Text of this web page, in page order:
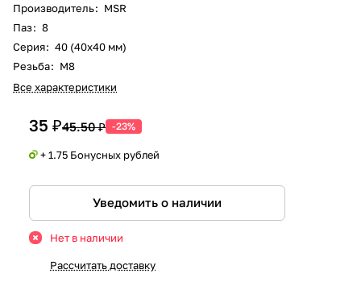
Производитель: MSR
Паз: 8
Серия: 40 (40x40 мм)
Резьба: М8
Все характеристики
35 ₽45.50 ₽ -23%
+ 1.75 Бонусных рублей
Уведомить о наличии
Нет в наличии
Рассчитать доставку